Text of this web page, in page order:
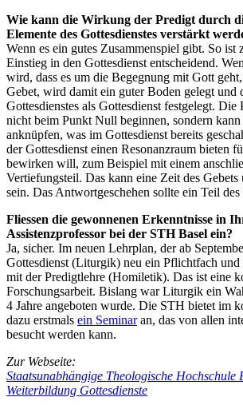
Wie kann die Wirkung der Predigt durch
Elemente des Gottesdienstes verstärkt
Wenn es ein gutes Zusammenspiel gibt. So ist
Einstieg in den Gottesdienst entscheidend.
wird, dass es um die Begegnung mit Gott
Gebet, wird damit ein guter Boden gelegt und
Gottesdienstes als Gottesdienst festgelegt. Die
nicht beim Punkt Null beginnen, sondern kann
anknüpfen, was im Gottesdienst bereits
der Gottesdienst einen Resonanzraum bieten
bewirken will, zum Beispiel mit einem
Vertiefungsteil. Das kann eine Zeit des Gebets
sein. Das Antwortgeschehen sollte ein Teil des
Fliessen die gewonnenen Erkenntnisse in
Assistenzprofessor bei der STH Basel ein?
Ja, sicher. Im neuen Lehrplan, der ab
Gottesdienst (Liturgik) neu ein Pflichtfach
mit der Predigtlehre (Homiletik). Das ist eine
Forschungsarbeit. Bislang war Liturgik ein
4 Jahre angeboten wurde. Die STH bietet im
dazu erstmals ein Seminaran, das von allen
besucht werden kann.
Zur Webseite:
Staatsunabhängige Theologische Hochschule
Weiterbildung Gottesdienste